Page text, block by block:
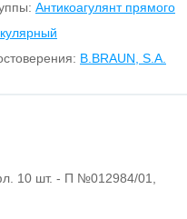
Антикоагулянт прямого
B.BRAUN, S.A.
10 шт. - П №012984/01,